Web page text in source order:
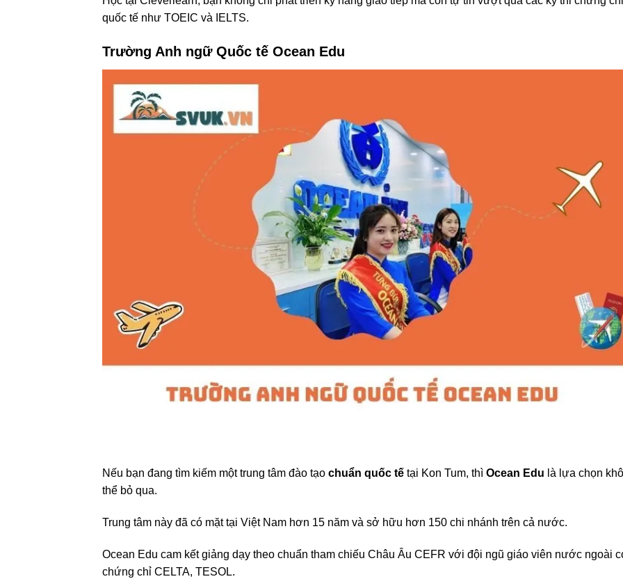
quốc tế như TOEIC và IELTS.
Trường Anh ngữ Quốc tế Ocean Edu
Nếu bạn đang tìm kiếm một trung tâm đào tạo chuẩn quốc tế tại Kon Tum, thì Ocean Edu là lựa chọn
thể bỏ qua.
Trung tâm này đã có mặt tại Việt Nam hơn 15 năm và sở hữu hơn 150 chi nhánh trên cả nước.
Ocean Edu cam kết giảng dạy theo chuẩn tham chiếu Châu Âu CEFR với đội ngũ giáo viên nước ngoài
chứng chỉ CELTA, TESOL.